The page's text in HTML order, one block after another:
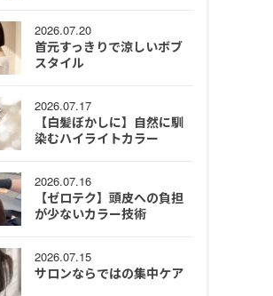
2026.07.20
首元すっきりで涼しいボブ
スタイル
2026.07.17
【白髪ぼかしに】自然に馴
染むハイライトカラー
2026.07.16
【ゼロテク】頭皮への負担
が少ないカラー技術
2026.07.15
サロンならではの集中ケア